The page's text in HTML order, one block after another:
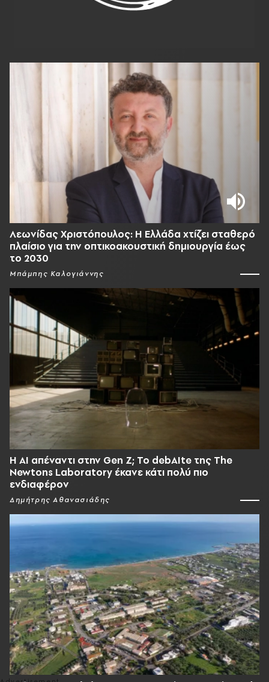
Λεωνίδας Χριστόπουλος: Η Ελλάδα χτίζει σταθερό
πλαίσιο για την οπτικοακουστική δημιουργία έως
το 2030
Μπάμπης Καλογιάννης
Η AI απέναντι στην Gen Z; Το debAIte της The
Newtons Laboratory έκανε κάτι πολύ πιο
ενδιαφέρον
Δημήτρης Αθανασιάδης